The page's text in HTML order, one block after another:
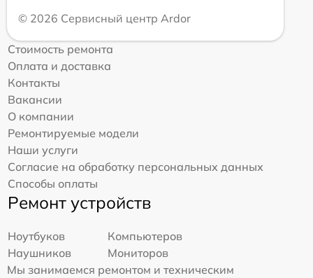
© 2026 Сервисный центр Ardor
Стоимость ремонта
Оплата и доставка
Контакты
Вакансии
О компании
Ремонтируемые модели
Наши услуги
Согласие на обработку персональных данных
Способы оплаты
Ремонт устройств
Ноутбуков
Компьютеров
Наушников
Мониторов
Мы занимаемся ремонтом и техническим